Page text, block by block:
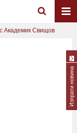
Академик Свищов
Изпрати новина